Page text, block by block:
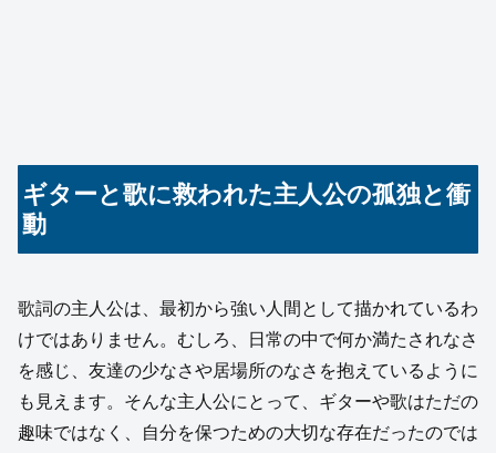
ギターと歌に救われた主人公の孤独と衝
動
歌詞の主人公は、最初から強い人間として描かれているわ
けではありません。むしろ、日常の中で何か満たされなさ
を感じ、友達の少なさや居場所のなさを抱えているように
も見えます。そんな主人公にとって、ギターや歌はただの
趣味ではなく、自分を保つための大切な存在だったのでは